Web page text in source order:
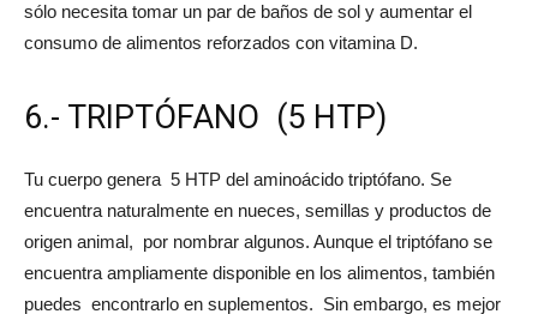
sólo necesita tomar un par de baños de sol y aumentar el
consumo de alimentos reforzados con vitamina D.
6.- TRIPTÓFANO (5 HTP)
Tu cuerpo genera 5 HTP del aminoácido triptófano. Se
encuentra naturalmente en nueces, semillas y productos de
origen animal, por nombrar algunos. Aunque el triptófano se
encuentra ampliamente disponible en los alimentos, también
puedes encontrarlo en suplementos. Sin embargo, es mejor